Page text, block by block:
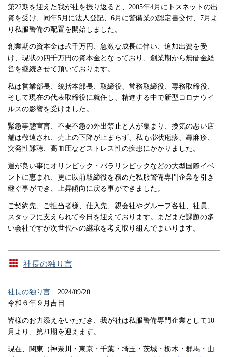
第22期を迎えた我が社を振り返ると、2005年4月にトスネットの出
資を受け、同年5月に法人登記、6月に警備業の認定書交付、7月よ
り私服警備の配置を開始しました。
創業期の資本金は弐千万円、急激な成長に伴い、追加出資を受
け、現状の四千万円の資本金となっており、創業期から無借金経
営を継続させて頂いております。
私は営業部長、統括本部長、取締役、常務取締役、専務取締役、
そして現在の代表取締役に就任し、精進する中で新型コロナウイ
ルスの影響を受けました。
緊急事態宣言、不要不急の外出禁止と人が集まり、換気の悪い店
舗は敬遠され、売上の下降が止まらず、私も帯状疱疹、蕁麻疹、
突発性難聴、高血圧などストレス性の疾患にかかりました。
運が良い事にオリンピック・パラリンピックなどの大型国際イベ
ントに恵まれ、更に以前取締役を務めた私服警備専門企業を引き
継ぐ事ができ、上昇傾向に戻る事ができました。
ご契約先、ご担当者様、仕入先、親会社やグループ各社、社員、
スタッフに支えられて今日を迎えております。まだまだ課題の多
い会社ですが次世代への継承を考え取り組んでまいります。
社長の独り言
社長の独り言 2024/09/20
令和６年９月吉日
皆様のお力添えをいただき、我が社は私服警備専門企業として10
月より、第21期を迎えます。
現在、関東（神奈川・東京・千葉・埼玉・茨城・栃木・群馬・山